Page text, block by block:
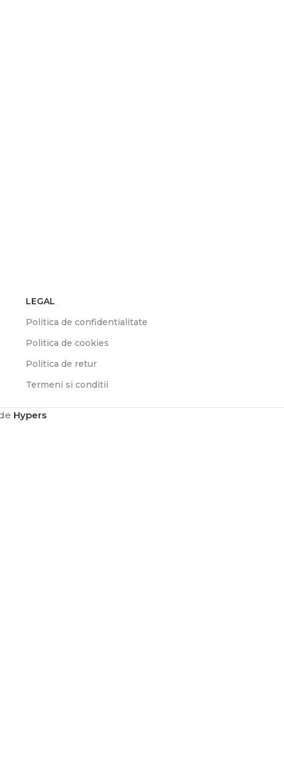
LEGAL
Politica de confidentialitate
Politica de cookies
Politica de retur
Termeni si conditii
Hypers